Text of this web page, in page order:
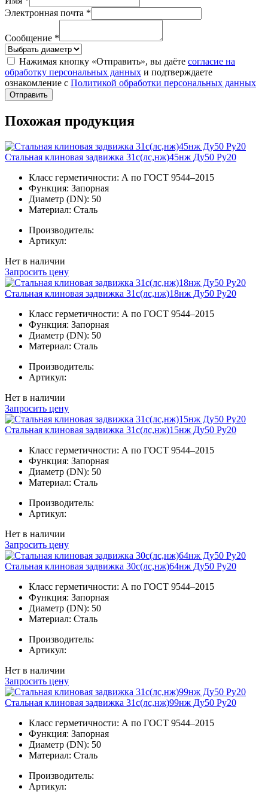
Электронная почта *
Сообщение *
Нажимая кнопку «Отправить», вы даёте согласие на
обработку персональных данных и подтверждаете
ознакомление с Политикой обработки персональных данных
Отправить
Похожая продукция
Стальная клиновая задвижка 31с(лс,нж)45нж Ду50 Ру20
Класс герметичности: А по ГОСТ 9544–2015
Функция: Запорная
Диаметр (DN): 50
Материал: Сталь
Производитель:
Артикул:
Нет в наличии
Запросить цену
Стальная клиновая задвижка 31с(лс,нж)18нж Ду50 Ру20
Класс герметичности: А по ГОСТ 9544–2015
Функция: Запорная
Диаметр (DN): 50
Материал: Сталь
Производитель:
Артикул:
Нет в наличии
Запросить цену
Стальная клиновая задвижка 31с(лс,нж)15нж Ду50 Ру20
Класс герметичности: А по ГОСТ 9544–2015
Функция: Запорная
Диаметр (DN): 50
Материал: Сталь
Производитель:
Артикул:
Нет в наличии
Запросить цену
Стальная клиновая задвижка 30с(лс,нж)64нж Ду50 Ру20
Класс герметичности: А по ГОСТ 9544–2015
Функция: Запорная
Диаметр (DN): 50
Материал: Сталь
Производитель:
Артикул:
Нет в наличии
Запросить цену
Стальная клиновая задвижка 31с(лс,нж)99нж Ду50 Ру20
Класс герметичности: А по ГОСТ 9544–2015
Функция: Запорная
Диаметр (DN): 50
Материал: Сталь
Производитель:
Артикул: